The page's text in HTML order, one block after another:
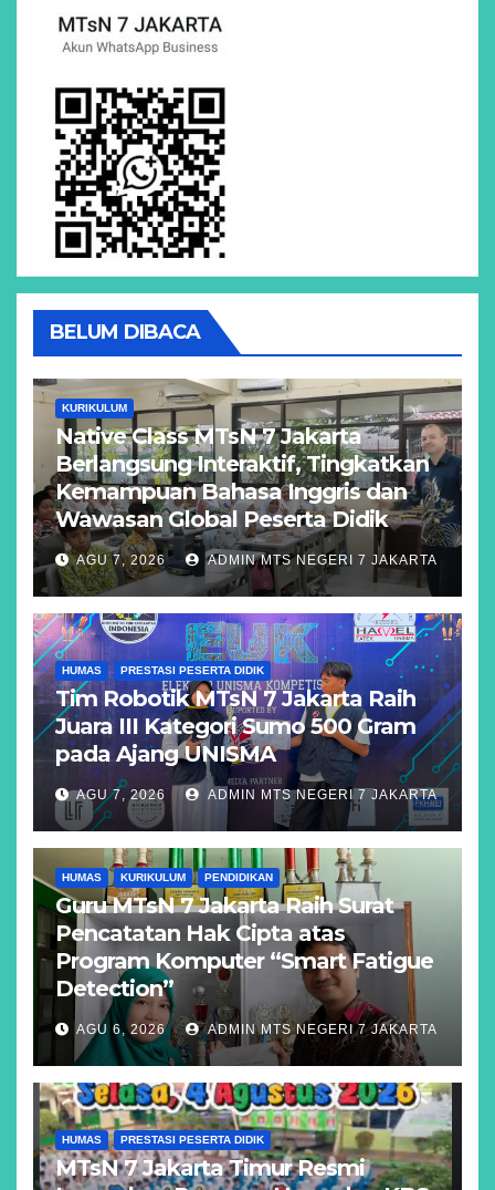
BELUM DIBACA
KURIKULUM
Native Class MTsN 7 Jakarta
Berlangsung Interaktif, Tingkatkan
Kemampuan Bahasa Inggris dan
Wawasan Global Peserta Didik
AGU 7, 2026 ADMIN MTS NEGERI 7 JAKARTA
HUMAS PRESTASI PESERTA DIDIK
Tim Robotik MTsN 7 Jakarta Raih
Juara III Kategori Sumo 500 Gram
pada Ajang UNISMA
AGU 7, 2026 ADMIN MTS NEGERI 7 JAKARTA
HUMAS KURIKULUM PENDIDIKAN
Guru MTsN 7 Jakarta Raih Surat
Pencatatan Hak Cipta atas
Program Komputer “Smart Fatigue
Detection”
AGU 6, 2026 ADMIN MTS NEGERI 7 JAKARTA
HUMAS PRESTASI PESERTA DIDIK
MTsN 7 Jakarta Timur Resmi